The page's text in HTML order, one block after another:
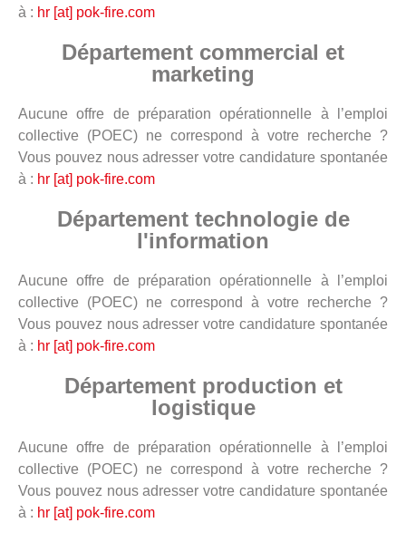
à : hr [at] pok-fire.com
Département commercial et
marketing
Aucune offre de préparation opérationnelle à l’emploi
collective (POEC) ne correspond à votre recherche ?
Vous pouvez nous adresser votre candidature spontanée
à : hr [at] pok-fire.com
Département technologie de
l'information
Aucune offre de préparation opérationnelle à l’emploi
collective (POEC) ne correspond à votre recherche ?
Vous pouvez nous adresser votre candidature spontanée
à : hr [at] pok-fire.com
Département production et
logistique
Aucune offre de préparation opérationnelle à l’emploi
collective (POEC) ne correspond à votre recherche ?
Vous pouvez nous adresser votre candidature spontanée
à : hr [at] pok-fire.com